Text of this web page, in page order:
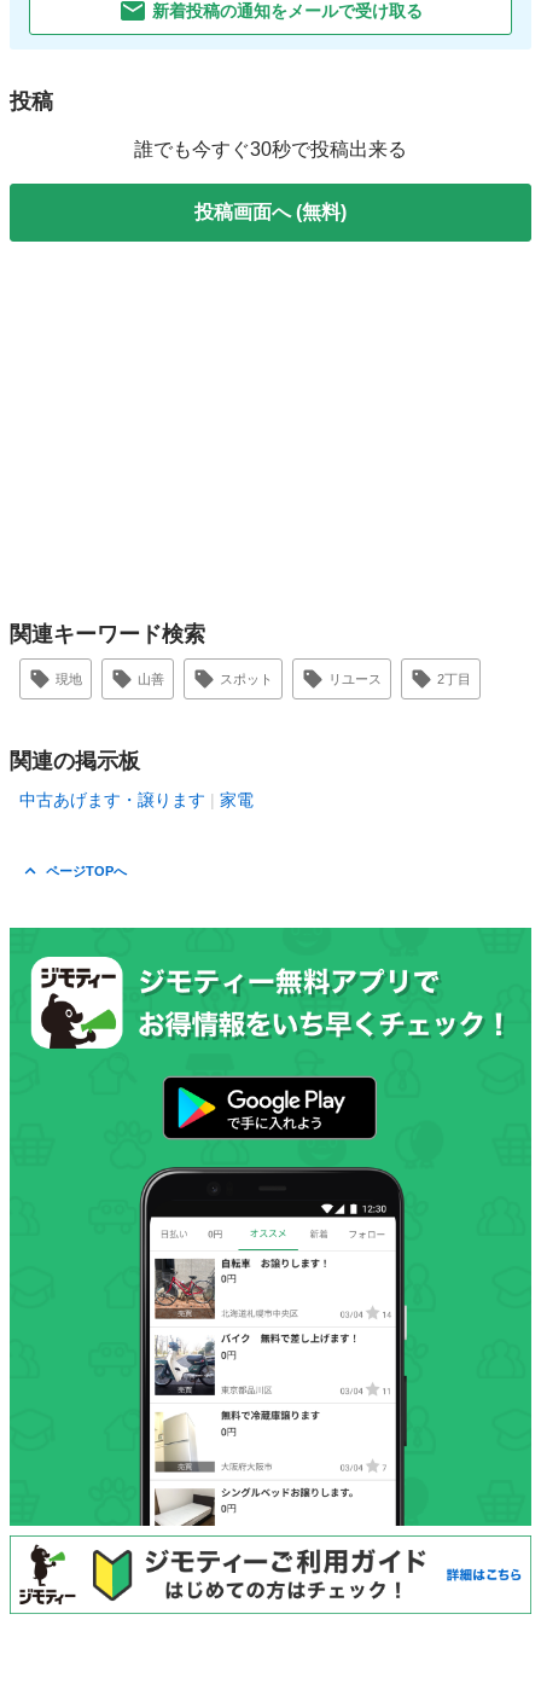
新着投稿の通知をメールで受け取る
投稿
誰でも今すぐ30秒で投稿出来る
投稿画面へ (無料)
関連キーワード検索
現地 山善 スポット リユース 2丁目
関連の掲示板
中古あげます・譲ります 家電
ページTOPへ